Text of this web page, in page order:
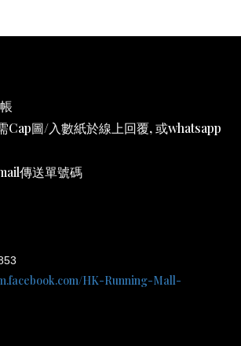
Cap圖/入數紙於線上回覆, 或whatsapp
傳送單號碼
HK-Running-Mall-